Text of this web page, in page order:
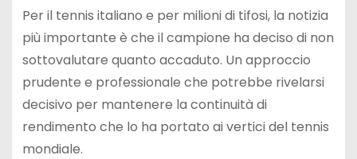
Per il tennis italiano e per milioni di tifosi, la notizia
più importante è che il campione ha deciso di non
sottovalutare quanto accaduto. Un approccio
prudente e professionale che potrebbe rivelarsi
decisivo per mantenere la continuità di
rendimento che lo ha portato ai vertici del tennis
mondiale.